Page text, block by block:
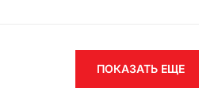
ПОКАЗАТЬ ЕЩЕ